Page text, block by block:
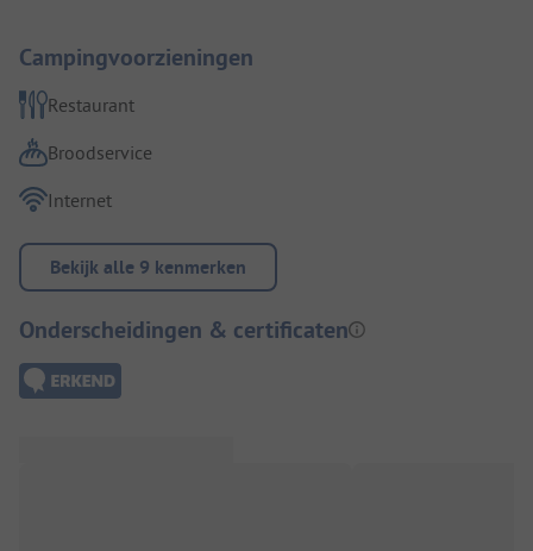
Campingvoorzieningen
Restaurant
Broodservice
Internet
Bekijk alle 9 kenmerken
Onderscheidingen & certificaten